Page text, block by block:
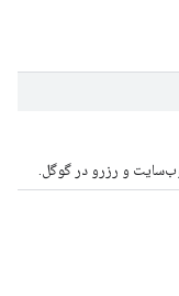
و رزرو در گوگل.